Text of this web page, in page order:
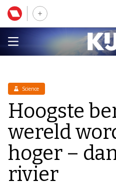
Science
Hoogste
wereld
hoger –
rivier